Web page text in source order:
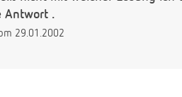
Antwort .
29.01.2002